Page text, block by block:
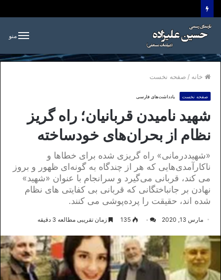
منو
خانه / صفحه نخست
صفحه نخست یادداشت‌های فارسی
شهید نامیدن قربانیان؛ راه گریز
نظام از بحران‌های خودساخته
«شهیددرمانی» راه گریزی شده برای خطاها و
ناکارآمدی‌هایی که هر از چندگاه به گونه‌ای ظهور و بروز
می کند، قربانی می‌گیرد و سرانجام با عنوان «شهید»
نهادن بر جانباختگانی که قربانی بی کفایتی های نظام
شده اند، حقیقت را پرده‌پوشی می کنند.
مارس 13, 2020 ۰ 135 زمان تقریبی مطالعه 3 دقیقه